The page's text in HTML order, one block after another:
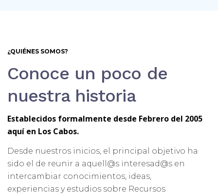
¿QUIÉNES SOMOS?
Conoce un poco de
nuestra historia
Establecidos formalmente desde Febrero del 2005
aquí en Los Cabos.
Desde nuestros inicios, el principal objetivo ha
sido el de reunir a aquell@s interesad@s en
intercambiar conocimientos, ideas,
experiencias y estudios sobre Recursos